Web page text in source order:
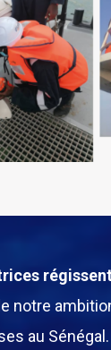
notre
au Sénégal.